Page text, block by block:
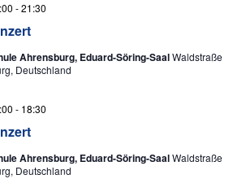
-21:30
Ahrensburg, Eduard-Söring-SaalWaldstraße
Deutschland
- 18:30
Ahrensburg, Eduard-Söring-SaalWaldstraße
Deutschland